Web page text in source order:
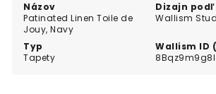
Názov
Patinated Linen Toile de
Jouy, Navy
Dizajn
Wallism
Typ
Tapety
Wallism ID